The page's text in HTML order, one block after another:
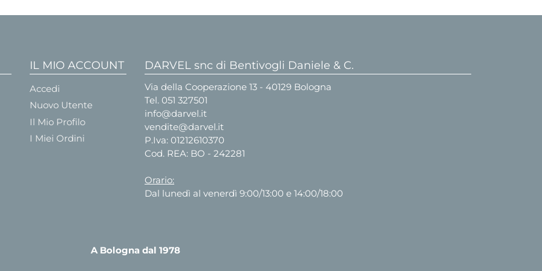
IL MIO ACCOUNT
Accedi
Nuovo Utente
Il Mio Profilo
I Miei Ordini
DARVEL snc di Bentivogli Daniele & C.
Via della Cooperazione 13 - 40129 Bologna
Tel. 051 327501
info@darvel.it
vendite@darvel.it
P.Iva: 01212610370
Cod. REA: BO - 242281
Orario:
Dal lunedì al venerdì 9:00/13:00 e 14:00/18:00
A Bologna dal 1978